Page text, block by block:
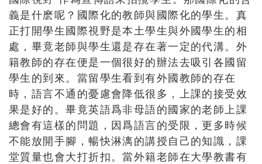
義是什麽呢？國際化的教師與國際化的學生。真
正打開學生國際視野是本土學生與外國學生的相
處，畢竟老師與學生還是存在著一定的代溝。外
籍教師的存在便是一個很好的辦法去吸引各國留
學生的到來。當留學生看到有外國教師的存在
時，語言不通的憂慮會降低很多，上課的接受效
果是好的。畢竟英語爲非母語的國家的老師上課
總會有這樣的問題，因爲語言的受限，更多時候
不能放開手腳，暢快淋漓的講授自己的知識，課
堂質量也會大打折扣。當外籍老師在大學教書有